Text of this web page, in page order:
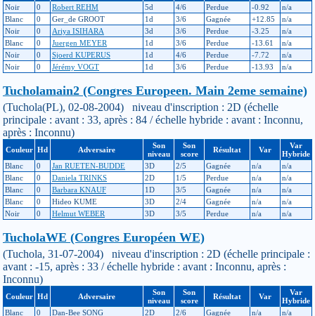
Noir
0 Robert REHM 5d 4/6 Perdue -0.92
n/a
Blanc
0 Ger_de GROOT 1d 3/6 Gagnée +12.85
n/a
Noir
0 Ariya ISIHARA 3d 3/6 Perdue -3.25
n/a
Blanc
0 Juergen MEYER 1d 3/6 Perdue -13.61
n/a
Noir
0 Sjoerd KUPERUS 1d 4/6 Perdue -7.72
n/a
Noir
0 Jérémy VOGT 1d 3/6 Perdue -13.93 n/a
Tucholamain2 (Congres Europeen. Main 2eme semaine)
(Tuchola(PL), 02-08-2004) niveau d'inscription : 2D (échelle
principale : avant : 33, après : 84 / échelle hybride : avant : Inconnu,
après : Inconnu)
Couleur Hd Adversaire
Son
niveau
Son
score
Résultat Var
Var
Hybride
Blanc
0 Jan RUETEN-BUDDE 3D 2/5 Gagnée n/a
n/a
Blanc
0 Daniela TRINKS 2D 1/5 Perdue n/a
n/a
Blanc
0 Barbara KNAUF 1D 3/5 Gagnée n/a
n/a
Blanc
0 Hideo KUME 3D 2/4 Gagnée n/a
n/a
Noir
0 Helmut WEBER 3D 3/5 Perdue n/a n/a
TucholaWE (Congres Européen WE)
(Tuchola, 31-07-2004) niveau d'inscription : 2D (échelle principale :
avant : -15, après : 33 / échelle hybride : avant : Inconnu, après :
Inconnu)
Couleur Hd Adversaire
Son
niveau
Son
score
Résultat Var
Var
Hybride
Blanc
0 Dan-Bee SONG 2D 2/6 Gagnée n/a
n/a